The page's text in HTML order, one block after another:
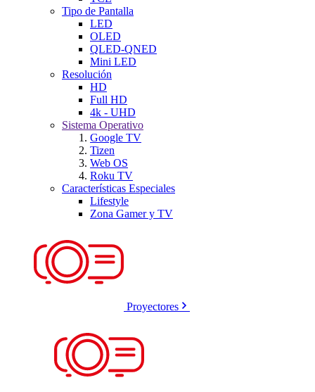
Tipo de Pantalla
LED
OLED
QLED-QNED
Mini LED
Resolución
HD
Full HD
4k - UHD
Sistema Operativo
Google TV
Tizen
Web OS
Roku TV
Características Especiales
Lifestyle
Zona Gamer y TV
Proyectores